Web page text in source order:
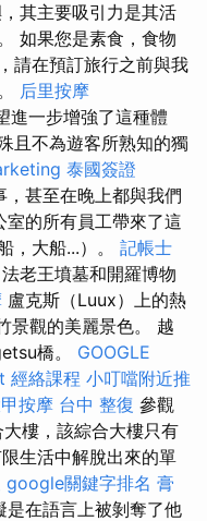
其主要吸引力是其活
如果您是素食，食物
請在預訂旅行之前與我
后里按摩
進一步增強了這種體
且不為遊客所熟知的獨
泰國簽證
，甚至在晚上都與我們
室的所有員工帶來了這
，大船...）。 記帳士
老王墳墓和開羅博物
盧克斯（Luux）上的熱
景觀的美麗景色。 越
橋。 GOOGLE
經絡課程 小叮噹附近推
按摩 台中 整復 參觀
樓，該綜合大樓只有
生活中解脫出來的單
google關鍵字排名 膏
是在語言上被剝奪了他